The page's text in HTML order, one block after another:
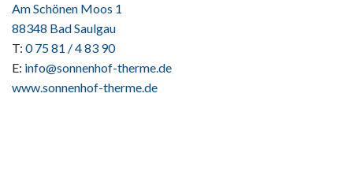
Am Schönen Moos 1
88348 Bad Saulgau
T: 0 75 81 / 4 83 90
E: info@sonnenhof-therme.de
www.sonnenhof-therme.de